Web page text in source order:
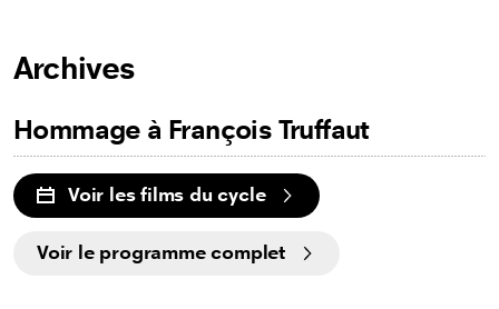
Archives
Hommage à François Truffaut
Voir les films du cycle
Voir le programme complet